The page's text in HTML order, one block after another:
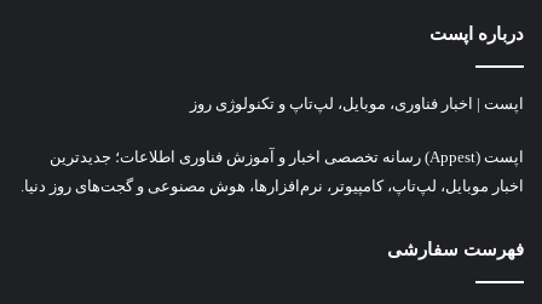
درباره اپست
اپست | اخبار فناوری، موبایل، لپ‌تاپ و تکنولوژی روز
اپست (Appest) رسانه تخصصی اخبار و آموزش فناوری اطلاعات؛ جدیدترین
اخبار موبایل، لپ‌تاپ، کامپیوتر، نرم‌افزارها، هوش مصنوعی و گجت‌های روز دنیا.
فهرست سفارشی